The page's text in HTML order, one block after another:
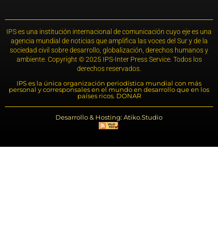
IPS es una institución internacional de comunicación cuyo eje es una
agencia mundial de noticias que amplifica las voces del Sur y de la
sociedad civil sobre desarrollo, globalización, derechos humanos y
ambiente. Copyright © 2025 IPS-Inter Press Service. Todos los
derechos reservados.
IPS es la única organización periodística mundial con más
personal y corresponsales en el mundo en desarrollo que en los
países ricos. DONAR
Desarrollo & Hosting: Atiko.Studio